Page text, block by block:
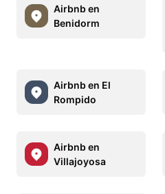
Airbnb en
Benidorm
Airbnb en El
Rompido
Airbnb en
Villajoyosa